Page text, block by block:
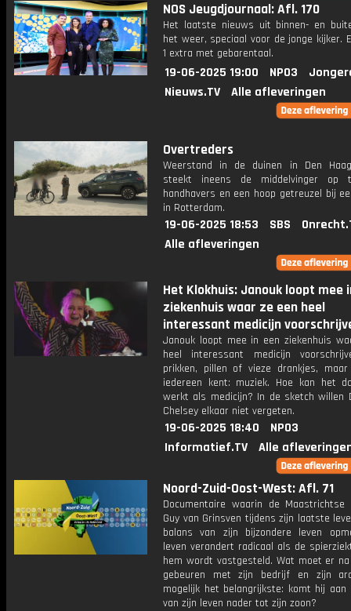
NOS Jeugdjournaal: Afl. 170
Het laatste nieuws uit binnen- en
het weer, speciaal voor de jonge kijker.
1 extra met gebarentaal.
19-06-2025 19:00 NPO3
Nieuws.TV
Alle afleveringen
Overtreders
Weerstand in de duinen in Den
steekt ineens de middelvinger op
handhavers en een hoop getreuzel bij
in Rotterdam.
19-06-2025 18:53 SBS
Alle afleveringen
Het Klokhuis: Janouk loopt mee
ziekenhuis waar ze een heel
interessant medicijn
Janouk loopt mee in een ziekenhuis
heel interessant medicijn
prikken, pillen of vieze drankjes,
iedereen kent: muziek. Hoe kan het
werkt als medicijn? In de sketch willen
Chelsey elkaar niet vergeten.
19-06-2025 18:40
NPO3
Informatief.TV
Alle
Noord-Zuid-Oost-West: Afl. 71
Documentaire waarin de Maastrichtse
Guy van Grinsven tijdens zijn laatste
balans van zijn bijzondere leven
leven verandert radicaal als de
hem wordt vastgesteld. Wat moet er
gebeuren met zijn bedrijf en zijn
mogelijk het belangrijkste: komt hij aan
van zijn leven nader tot zijn zoon?